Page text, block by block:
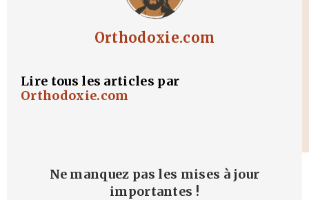
Orthodoxie.com
Lire tous les articles par
Orthodoxie.com
Ne manquez pas les mises à jour
importantes !